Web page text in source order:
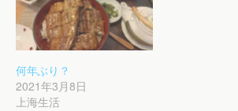
何年ぶり？
2021年3月8日
上海生活